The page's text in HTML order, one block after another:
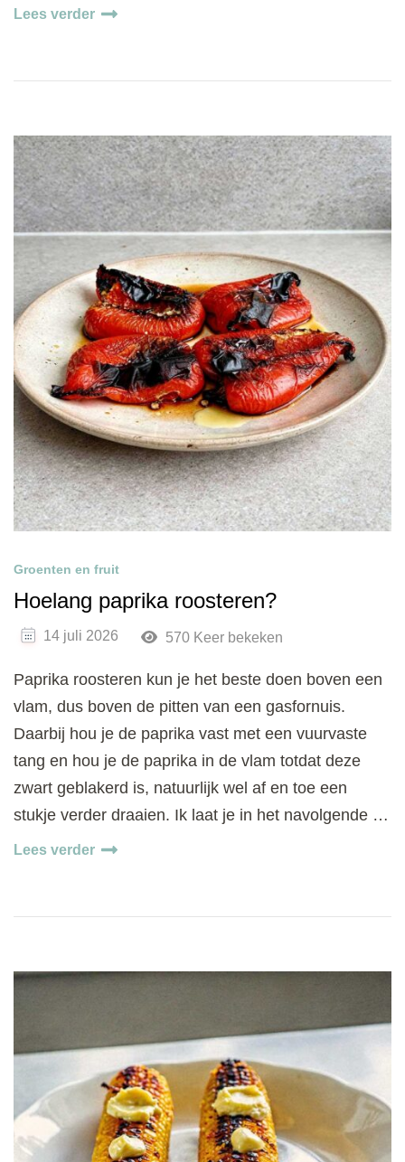
Lees verder
Groenten en fruit
Hoelang paprika roosteren?
14 juli 2026 570 Keer bekeken
Paprika roosteren kun je het beste doen boven een
vlam, dus boven de pitten van een gasfornuis.
Daarbij hou je de paprika vast met een vuurvaste
tang en hou je de paprika in de vlam totdat deze
zwart geblakerd is, natuurlijk wel af en toe een
stukje verder draaien. Ik laat je in het navolgende …
Lees verder